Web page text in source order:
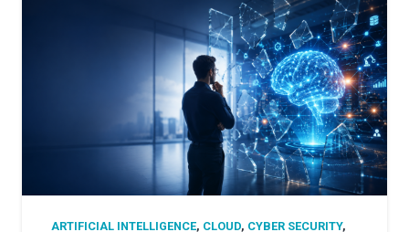
ARTIFICIAL INTELLIGENCE, CLOUD, CYBER SECURITY,